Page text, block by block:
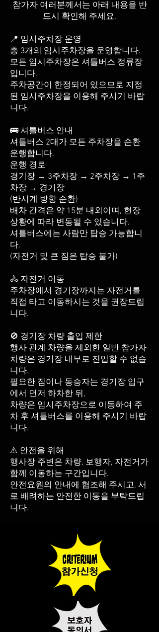
참가자 여러분께서는 아래 내용을 반
드시 확인해 주세요.
📍 임시주차장 운영
총 3개의 임시주차장을 운영합니다.
모든 임시주차장은 셔틀버스 정류장
입니다.
주차공간이 한정되어 있으므로 지정
된 임시주차장을 이용해 주시기 바랍
니다.
🚌 셔틀버스 안내
셔틀버스 2대가 모든 주차장을 순환
운행합니다.
운행 경로
경기장 → 3주차장 → 2주차장 → 1주
차장 → 경기장
(반시계 방향 순환)
배차 간격은 약 15분 내외이며, 현장
상황에 따라 변동될 수 있습니다.
셔틀버스에는 사람만 탑승 가능합니
다.
(자전거 및 큰 짐은 탑승 불가)
🚴 자전거 이동
주차장에서 경기장까지는 자전거를
직접 타고 이동하시는 것을 권장드립
니다.
🚫 경기장 차량 출입 제한
행사 관계 차량을 제외한 일반 참가자
차량은 경기장 내부로 진입할 수 없습
니다.
필요한 짐이나 동승자는 경기장 입구
에서 먼저 하차한 뒤,
차량은 임시주차장으로 이동하여 주
차 후 셔틀버스를 이용해 주시기 바랍
니다.
⚠️ 안전을 위해
행사장 주변은 차량, 보행자, 자전거가
함께 이동하는 구간입니다.
안전요원의 안내에 협조해 주시고, 서
로 배려하는 안전한 이동을 부탁드립
니다.